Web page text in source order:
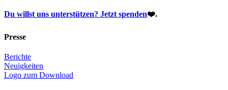
Du willst uns unterstützen? Jetzt spenden❤️.
Presse
Berichte
Neuigkeiten
Logo zum Download